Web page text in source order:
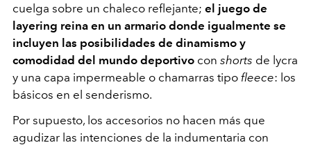
cuelga sobre un chaleco reflejante; el juego de
layering reina en un armario donde igualmente se
incluyen las posibilidades de dinamismo y
comodidad del mundo deportivo con shorts de lycra
y una capa impermeable o chamarras tipo fleece: los
básicos en el senderismo.
Por supuesto, los accesorios no hacen más que
agudizar las intenciones de la indumentaria con